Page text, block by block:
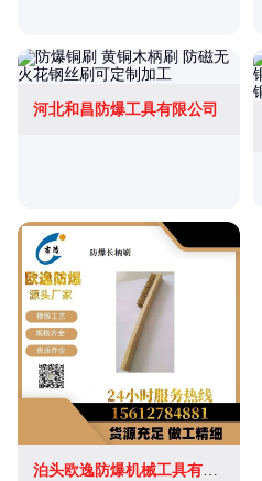
河北和昌防爆工具有限公司
泊头欧逸防爆机械工具有限公司